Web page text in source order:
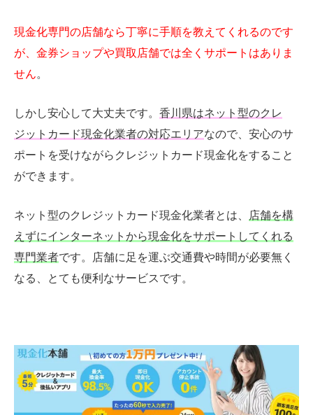
現金化専門の店舗なら丁寧に手順を教えてくれるのです
が、金券ショップや買取店舗では全くサポートはありま
せん。
しかし安心して大丈夫です。 香川県はネット型のクレ
ジットカード現金化業者の対応エリアなので、安心のサ
ポートを受けながらクレジットカード現金化をすること
ができます。
ネット型のクレジットカード現金化業者とは、
店舗を構
えずにインターネットから現金化をサポートしてくれる
専門業者です。店舗に足を運ぶ交通費や時間が必要無く
なる、とても便利なサービスです。